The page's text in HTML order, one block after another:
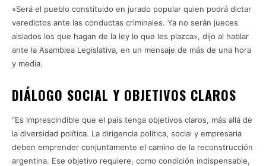
«Será el pueblo constituido en jurado popular quien podrá dictar
veredictos ante las conductas criminales. Ya no serán jueces
aislados los que hagan de la ley lo que les plazca», dijo al hablar
ante la Asamblea Legislativa, en un mensaje de más de una hora
y media.
DIÁLOGO SOCIAL Y OBJETIVOS CLAROS
“Es imprescindible que el país tenga objetivos claros, más allá de
la diversidad política. La dirigencia política, social y empresaria
deben emprender conjuntamente el camino de la reconstrucción
argentina. Ese objetivo requiere, como condición indispensable,